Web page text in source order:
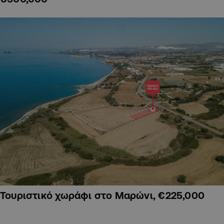
Τουριστικό χωράφι στο Μαρώνι, €225,000